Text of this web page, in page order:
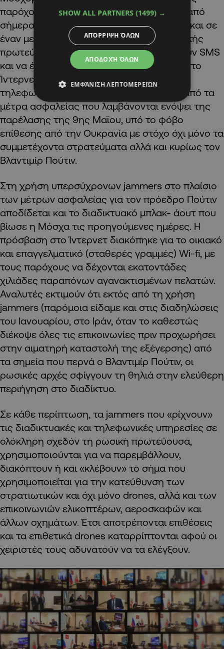
παρόχους στα κινητά τους τηλέφωνα ότι από
σήμερα και μέχρι το Σάββατο, στο κέντρο και σε
έναν μεγάλο αριθμό προαστίων της ρωσικής
πρωτεύουσας, δεν θα μπορούν να στείλουν SMS
και να έχουν απολύτως καμία πρόσβαση στο
Ίντερνετ. Η διακοπή του Ίντερνετ και των
τηλεφωνικών υπηρεσιών είναι ένα μόνο από τα
μέτρα ασφαλείας που λαμβάνονται ενόψει της
παρέλασης της 9ης Μαϊου, υπό το φόβο
επίθεσης από την Ουκρανία με στόχο όχι μόνο τα
συμμετέχοντα στρατεύματα αλλά και κυρίως τον
Βλαντιμίρ Πούτιν.
Στη χρήση υπερσύχρονων jammers στο πλαίσιο
των μέτρων ασφαλείας για τον πρόεδρο Πούτιν
αποδίδεται και το διαδικτυακό μπλακ- άουτ που
βίωσε η Μόσχα τις προηγούμενες ημέρες. Η
πρόσβαση στο Ίντερνετ διακόπηκε για το οικιακό
και επαγγελματικό (σταθερές γραμμές) Wi-fi, με
τους παρόχους να δέχονται εκατοντάδες
χιλιάδες παραπόνων αγανακτισμένων πελατών.
Αναλυτές εκτιμούν ότι εκτός από τη χρήση
jammers (παρόμοια είδαμε και στις διαδηλώσεις
του Ιανουαρίου, στο Ιράν, όταν το καθεστώς
διέκοψε όλες τις επικοινωνίες πριν προχωρήσει
στην αιματηρή καταστολή της εξέγερσης) από
τα σημεία που περνά ο Βλαντιμίρ Πούτιν, οι
ρωσικές αρχές σφίγγουν τη θηλιά στην ελεύθερη
περιήγηση στο διαδίκτυο.
Σε κάθε περίπτωση, τα jammers που «ρίχνουν»
τις διαδικτυακές και τηλεφωνικές υπηρεσίες σε
ολόκληρη σχεδόν τη ρωσική πρωτεύουσα,
χρησιμοποιούνται για να παρεμβάλλουν,
διακόπτουν ή και «κλέβουν» το σήμα που
χρησιμοποιείται για την κατεύθυνση των
στρατιωτικών και όχι μόνο drones, αλλά και των
επικοινωνιών ελικοπτέρων, αεροσκαφών και
άλλων οχημάτων. Έτσι αποτρέπονται επιθέσεις
και τα επιθετικά drones καταρρίπτονται αφού οι
χειριστές τους αδυνατούν να τα ελέγξουν.
SHOW ALL PARTNERS (1499) →
ΑΠΟΔΟΧΉ ΌΛΩΝ
ΑΠΌΡΡΙΨΗ ΌΛΩΝ
ΕΜΦΆΝΙΣΗ ΛΕΠΤΟΜΕΡΕΙΏΝ